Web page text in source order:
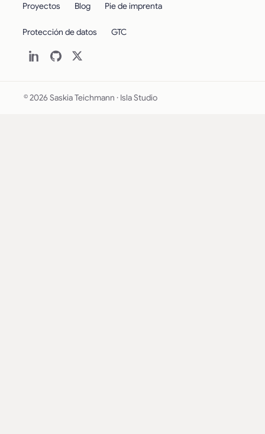
Proyectos Blog Pie de imprenta
Protección de datos GTC
© 2026 Saskia Teichmann · Isla Studio